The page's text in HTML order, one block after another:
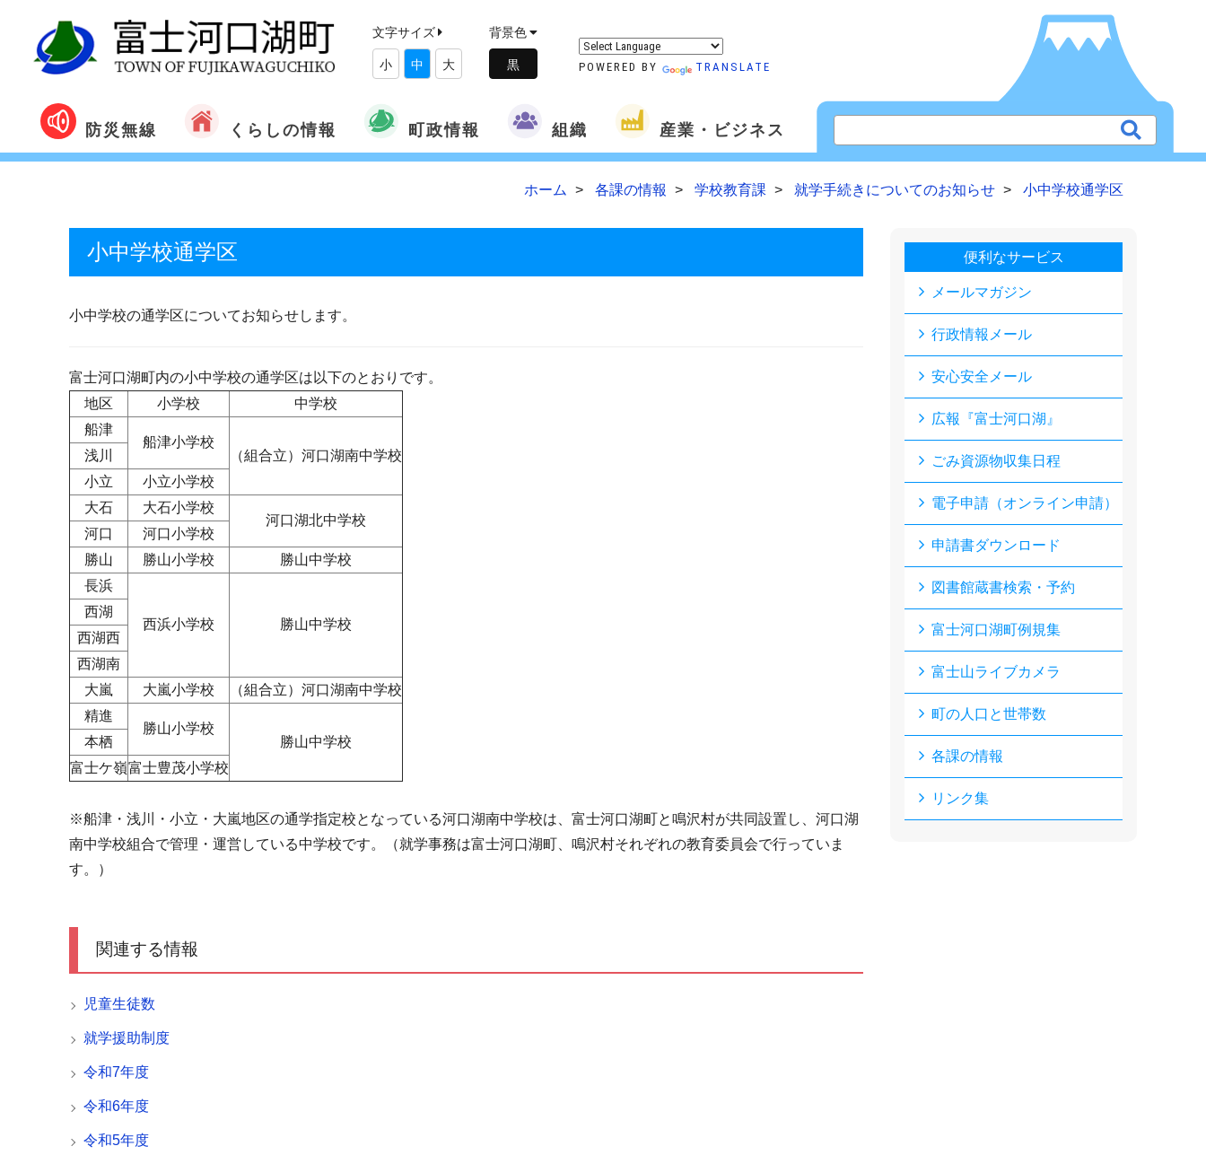
文字サイズ
小 中 大
背景色
POWERED BY TRANSLATE
防災無線 くらしの情報 町政情報 組織 産業・ビジネス
ホーム 各課の情報 学校教育課 就学手続きについてのお知らせ 小中学校通学区
小中学校通学区
小中学校の通学区についてお知らせします。
富士河口湖町内の小中学校の通学区は以下のとおりです。
地区
小学校
中学校
船津
船津小学校
（組合立）河口湖南中学校
浅川
小立
小立小学校
大石
大石小学校
河口湖北中学校
河口
河口小学校
勝山
勝山小学校
勝山中学校
長浜
西浜小学校 勝山中学校
西湖
西湖西
西湖南
大嵐
大嵐小学校
（組合立）河口湖南中学校
精進
勝山小学校
勝山中学校
本栖
富士ケ嶺富士豊茂小学校
※船津・浅川・小立・大嵐地区の通学指定校となっている河口湖南中学校は、富士河口湖町と鳴沢村が共同設置し、河口湖
南中学校組合で管理・運営している中学校です。（就学事務は富士河口湖町、鳴沢村それぞれの教育委員会で行っていま
す。）
関連する情報
児童生徒数
就学援助制度
令和7年度
令和6年度
令和5年度
便利なサービス
メールマガジン
行政情報メール
安心安全メール
広報『富士河口湖』
ごみ資源物収集日程
電子申請（オンライン申請）
申請書ダウンロード
図書館蔵書検索・予約
富士河口湖町例規集
富士山ライブカメラ
町の人口と世帯数
各課の情報
リンク集